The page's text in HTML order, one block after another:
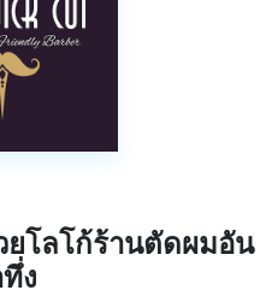
โลโก้ร้านตัดผมอัน
ง